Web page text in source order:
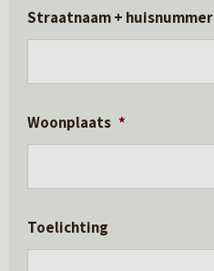
Straatnaam + huisnummer
Woonplaats *
Toelichting